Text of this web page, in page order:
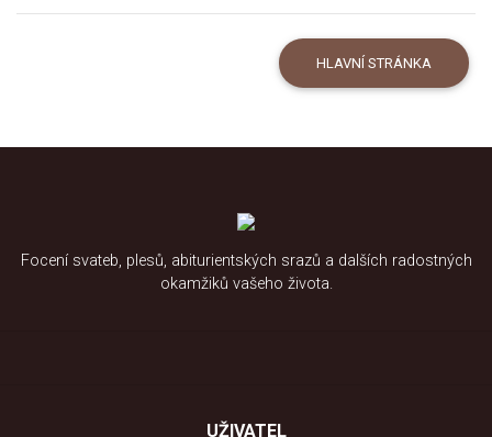
HLAVNÍ STRÁNKA
Focení svateb, plesů, abiturientských srazů a dalších radostných
okamžiků vašeho života.
UŽIVATEL